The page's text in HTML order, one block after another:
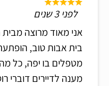
לפני 3 שנים
אני מאוד מרוצה
בית אבות טוב,
מטפלים בו יפה, כל
מענה לדיירים דוברי